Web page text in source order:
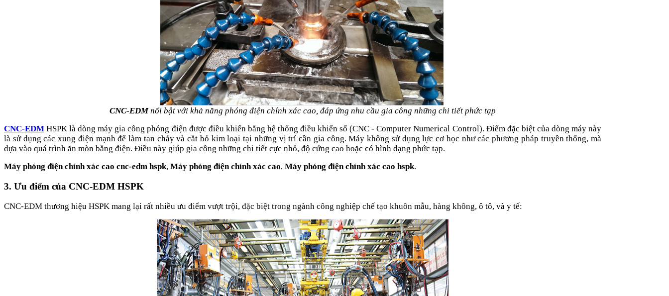
CNC-EDMnổi bật với khả năng phóng điện chính xác cao, đáp ứng nhu cầu gia công những chi tiết phức tạp
CNC-EDM HSPK là dòng máy gia công phóng điện được điều khiển bằng hệ thống điều khiển số (CNC - Computer Numerical Control). Điểm đặc biệt của dòng máy này
là sử dụng các xung điện mạnh để làm tan chảy và cắt bỏ kim loại tại những vị trí cần gia công. Máy không sử dụng lực cơ học như các phương pháp truyền thống, mà
dựa vào quá trình ăn mòn bằng điện. Điều này giúp gia công những chi tiết cực nhỏ, độ cứng cao hoặc có hình dạng phức tạp.
Máy phóng điện chính xác cao cnc-edm hspk, Máy phóng điện chính xác cao, Máy phóng điện chính xác cao hspk.
3. Ưu điểm của CNC-EDM HSPK
CNC-EDM thương hiệu HSPK mang lại rất nhiều ưu điểm vượt trội, đặc biệt trong ngành công nghiệp chế tạo khuôn mẫu, hàng không, ô tô, và y tế: